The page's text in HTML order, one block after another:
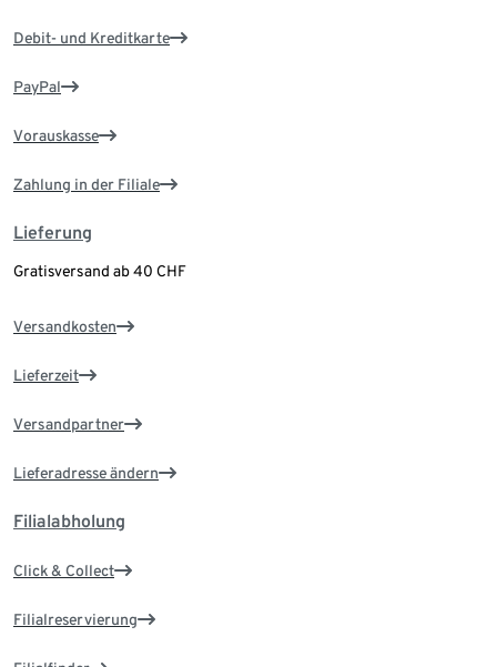
Debit- und Kreditkarte
PayPal
Vorauskasse
Zahlung in der Filiale
Lieferung
Gratisversand ab 40 CHF
Versandkosten
Lieferzeit
Versandpartner
Lieferadresse ändern
Filialabholung
Click & Collect
Filialreservierung